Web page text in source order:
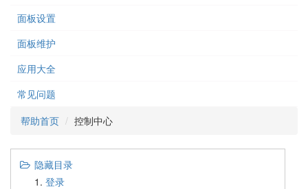
面板设置
面板维护
应用大全
常见问题
帮助首页
控制中心
隐藏目录
登录